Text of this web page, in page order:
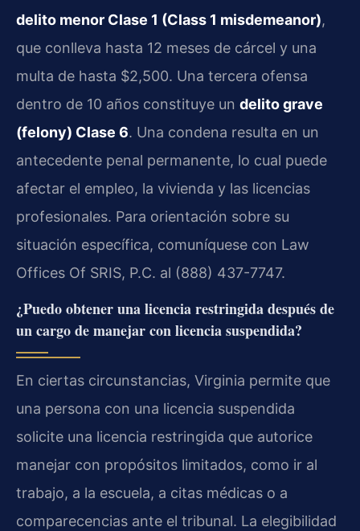
delito menor Clase 1 (Class 1 misdemeanor),
que conlleva hasta 12 meses de cárcel y una
multa de hasta $2,500. Una tercera ofensa
dentro de 10 años constituye un delito grave
(felony) Clase 6. Una condena resulta en un
antecedente penal permanente, lo cual puede
afectar el empleo, la vivienda y las licencias
profesionales. Para orientación sobre su
situación específica, comuníquese con Law
Offices Of SRIS, P.C. al (888) 437-7747.
¿Puedo obtener una licencia restringida después de
un cargo de manejar con licencia suspendida?
En ciertas circunstancias, Virginia permite que
una persona con una licencia suspendida
solicite una licencia restringida que autorice
manejar con propósitos limitados, como ir al
trabajo, a la escuela, a citas médicas o a
comparecencias ante el tribunal. La elegibilidad